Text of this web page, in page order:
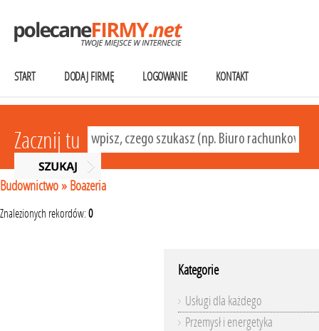
START DODAJ FIRMĘ LOGOWANIE KONTAKT
Zacznij tu
Budownictwo» Boazeria
Znalezionych rekordów:0
Kategorie
Usługi dla każdego
Przemysł i energetyka